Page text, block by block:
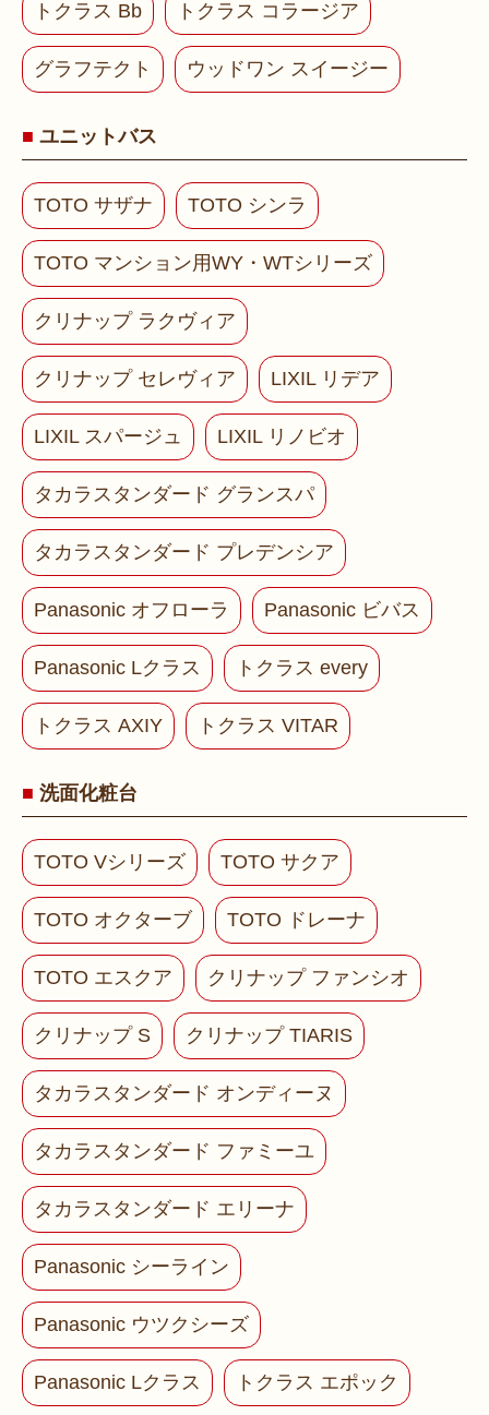
トクラス Bb トクラス コラージア
グラフテクト ウッドワン スイージー
ユニットバス
TOTO サザナ TOTO シンラ
TOTO マンション用WY・WTシリーズ
クリナップ ラクヴィア
クリナップ セレヴィア LIXIL リデア
LIXIL スパージュ LIXIL リノビオ
タカラスタンダード グランスパ
タカラスタンダード プレデンシア
Panasonic オフローラ Panasonic ビバス
Panasonic Lクラス トクラス every
トクラス AXIY トクラス VITAR
洗面化粧台
TOTO Vシリーズ TOTO サクア
TOTO オクターブ TOTO ドレーナ
TOTO エスクア クリナップ ファンシオ
クリナップ S クリナップ TIARIS
タカラスタンダード オンディーヌ
タカラスタンダード ファミーユ
タカラスタンダード エリーナ
Panasonic シーライン
Panasonic ウツクシーズ
Panasonic Lクラス トクラス エポック